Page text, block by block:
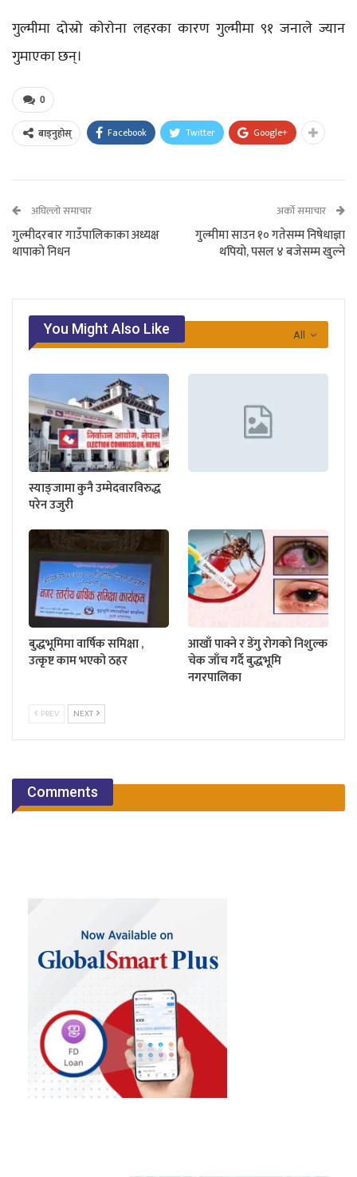
गुल्मीमा दोस्रो काेराेना लहरका कारण गुल्मीमा ९१ जनाले ज्यान
गुमाएका छन्।
0
बाड्नुहोस् Facebook Twitter Google+
अघिल्लो समाचार
गुल्मीदरबार गाउँपालिकाका अध्यक्ष
थापाकाे निधन
अर्को समाचार
गुल्मीमा साउन १० गतेसम्म निषेधाज्ञा
थपियाे, पसल ४ बजेसम्म खुल्ने
All
You Might Also Like
स्याङ्जामा कुनै उम्मेदवारविरुद्ध
परेन उजुरी
बुद्धभूमिमा वार्षिक समिक्षा ,
उत्कृष्ट काम भएको ठहर
आखाँ पाक्ने र डेंगु रोगको निशुल्क
चेक जाँच गर्दै बुद्धभूमि
नगरपालिका
PREV NEXT
Comments